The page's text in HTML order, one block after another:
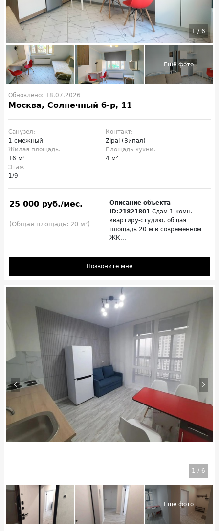
1 / 6
Обновлено: 18.07.2026
Москва, Солнечный б-р, 11
Санузел:
1 смежный
Контакт:
Zipal (Зипал)
Жилая площадь:
16 м²
Площадь кухни:
4 м²
Этаж
1/9
25 000 руб./мес.
(Общая площадь: 20 м²)
Описание объекта
ID:21821801 Сдам 1-комн.
квартиру-студию, общая
площадь 20 м в сoвpемeннoм
ЖК...
Позвоните мне
1 / 6